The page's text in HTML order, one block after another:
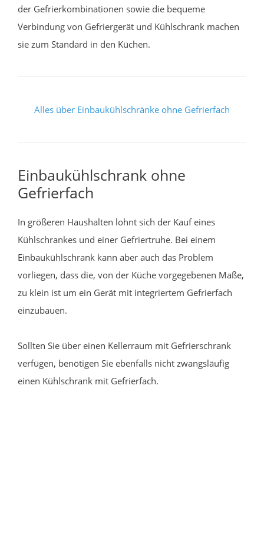
der Gefrierkombinationen sowie die bequeme
Verbindung von Gefriergerät und Kühlschrank machen
sie zum Standard in den Küchen.
Alles über Einbaukühlschränke ohne Gefrierfach
Einbaukühlschrank ohne
Gefrierfach
In größeren Haushalten lohnt sich der Kauf eines
Kühlschrankes und einer Gefriertruhe. Bei einem
Einbaukühlschrank kann aber auch das Problem
vorliegen, dass die, von der Küche vorgegebenen Maße,
zu klein ist um ein Gerät mit integriertem Gefrierfach
einzubauen.
Sollten Sie über einen Kellerraum mit Gefrierschrank
verfügen, benötigen Sie ebenfalls nicht zwangsläufig
einen Kühlschrank mit Gefrierfach.